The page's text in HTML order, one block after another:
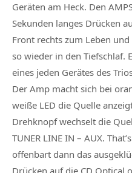
Geräten am Heck. Den
Sekunden langes Drücken
Front rechts zum Leben
so wieder in den Tiefschlaf.
eines jeden Gerätes des
Der Amp macht sich bei
weiße LED die Quelle
Drehknopf wechselt die
TUNER LINE IN – AUX.
offenbart dann das